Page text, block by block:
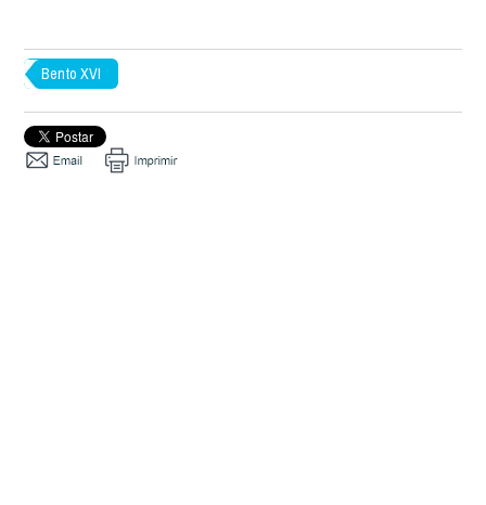
Bento XVI